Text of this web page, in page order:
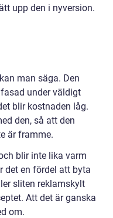
upp den i nyversion.
man säga. Den
under väldigt
blir kostnaden låg.
den, så att den
är framme.
blir inte lika varm
det en fördel att byta
sliten reklamskylt
Att det är ganska
om.